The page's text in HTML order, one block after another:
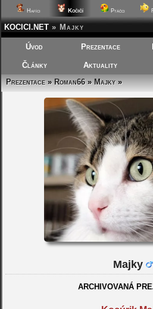
Hafíci Kočičí Ptáčci
KOCICI.NET » Majky
Úvod Prezentace
Články Aktuality
Prezentace»Roman66»Majky»
Majky
ARCHIVOVANÁ